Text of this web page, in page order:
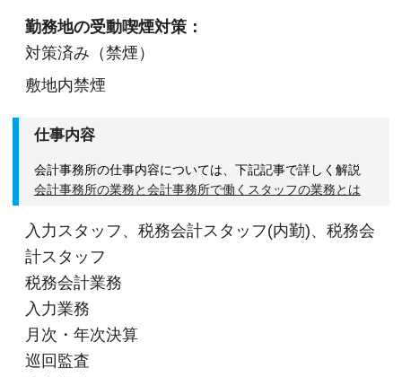
勤務地の受動喫煙対策：
対策済み（禁煙）
敷地内禁煙
仕事内容
会計事務所の仕事内容については、下記記事で詳しく解説
会計事務所の業務と会計事務所で働くスタッフの業務とは
入力スタッフ、税務会計スタッフ(内勤)、税務会
計スタッフ
税務会計業務
入力業務
月次・年次決算
巡回監査